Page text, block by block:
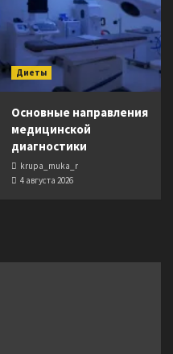
Диеты
Основные направления
медицинской
диагностики
krupa_muka_r
4 августа 2026